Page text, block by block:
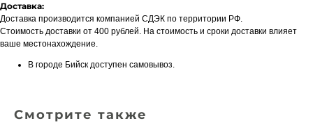
Доставка:
Доставка производится компанией СДЭК по территории РФ.
Стоимость доставки от 400 рублей. На стоимость и сроки доставки влияет
ваше местонахождение.
В городе Бийск доступен самовывоз.
Смотрите также